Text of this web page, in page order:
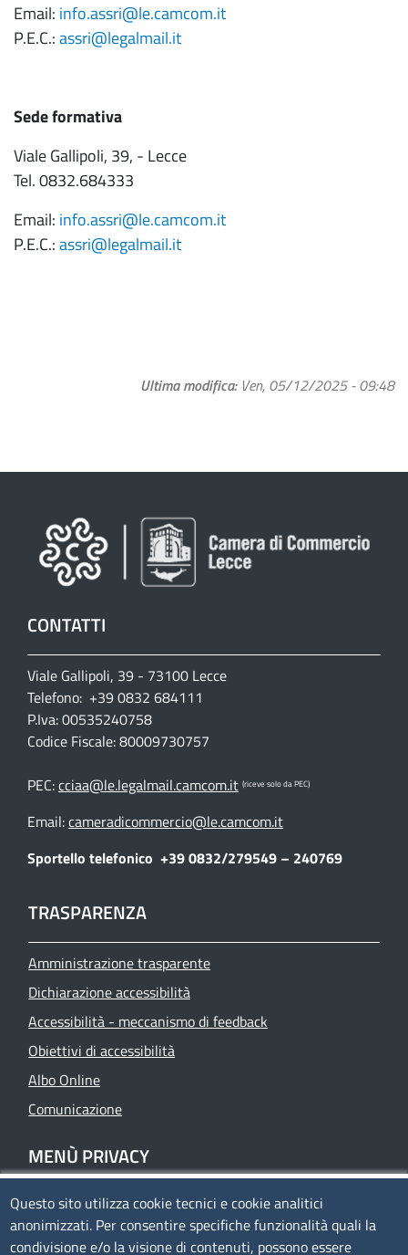
Email: info.assri@le.camcom.it
P.E.C.:assri@legalmail.it
Sede formativa
Viale Gallipoli, 39, - Lecce
Tel. 0832.684333
Email: info.assri@le.camcom.it
P.E.C.:assri@legalmail.it
Ultima modifica Ven, 05/12/2025 - 09:48
CONTATTI
Viale Gallipoli, 39 - 73100 Lecce
Telefono: +39 0832 684111
P.Iva: 00535240758
Codice Fiscale: 80009730757
PEC:cciaa@le.legalmail.camcom.it (riceve solo da PEC)
Email:cameradicommercio@le.camcom.it
Sportello telefonico +39 0832/279549 – 240769
TRASPARENZA
Amministrazione trasparente
Dichiarazione accessibilità
Accessibilità - meccanismo di feedback
Obiettivi di accessibilità
Albo Online
Comunicazione
MENÙ PRIVACY
Privacy
Cookie policy
Questo sito utilizza cookie tecnici e cookie analitici
anonimizzati. Per consentire specifiche funzionalità quali la
condivisione e/o la visione di contenuti, possono essere